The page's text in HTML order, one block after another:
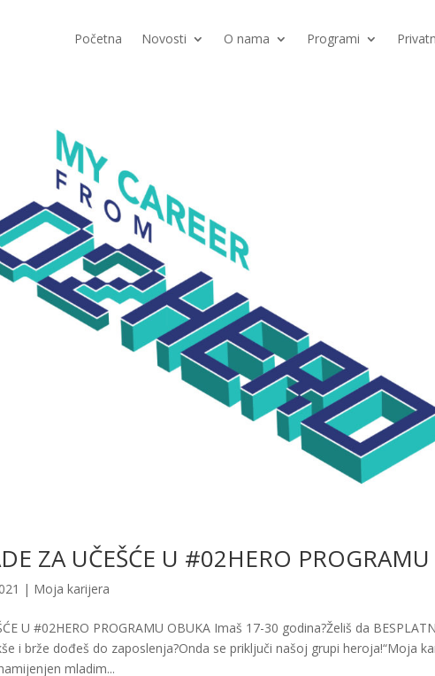
Početna Novosti O nama Programi
ZA UČEŠĆE U #02HERO
| Moja karijera
U #02HERO PROGRAMU OBUKA Imaš 17-30 godina?Želiš da
i brže dođeš do zaposlenja?Onda se priključi našoj grupi heroja!“Moja
mladim...